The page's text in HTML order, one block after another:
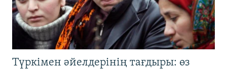
Түркімен әйелдерінің тағдыры: өз